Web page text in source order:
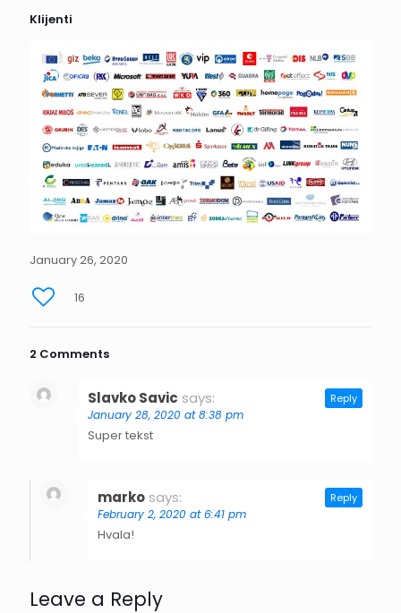
Klijenti
January 26, 2020
16
2 Comments
Slavko Savic says:
January 28, 2020 at 8:38 pm
Super tekst
Reply
marko says:
February 2, 2020 at 6:41 pm
Hvala!
Reply
Leave a Reply